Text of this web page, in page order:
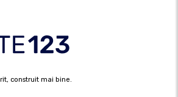
construit mai bine.